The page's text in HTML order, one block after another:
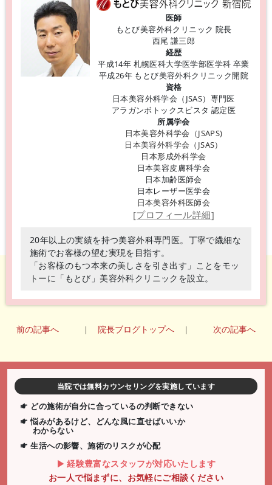
医師
もとび美容外科クリニック 院長
西尾 謙三郎
経歴
平成14年 札幌医科大学医学部医学科 卒業
平成26年 もとび美容外科クリニック開院
資格
日本美容外科学会（JSAS）専門医
アラガンボトックスビスタ 認定医
所属学会
日本美容外科学会（JSAPS)
日本美容外科学会（JSAS）
日本形成外科学会
日本美容皮膚科学会
日本加齢医師会
日本レーザー医学会
日本美容外科医師会
[プロフィール詳細]
20年以上の実績を持つ美容外科専門医。丁寧で繊細な
施術でお客様の望む実現を目指す。
「お客様のもつ本来の美しさを引き出す」ことをモッ
トーに「もとび」美容外科クリニックを設立。
前の記事へ 院長ブログトップへ 次の記事へ
当院では無料カウンセリングを実施しています
どの施術が自分に合っているの判断できない
悩みがあるけど、どんな風に直せばいいか
わからない
生活への影響、施術のリスクが心配
経験豊富なスタッフが対応いたします
お一人で悩まずに、お気軽にご相談ください